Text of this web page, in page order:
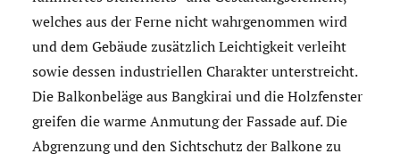
welches aus der Ferne nicht wahrgenommen wird
und dem Gebäude zusätzlich Leichtigkeit verleiht
sowie dessen industriellen Charakter unterstreicht.
Die Balkonbeläge aus Bangkirai und die Holzfenster
greifen die warme Anmutung der Fassade auf. Die
Abgrenzung und den Sichtschutz der Balkone zu